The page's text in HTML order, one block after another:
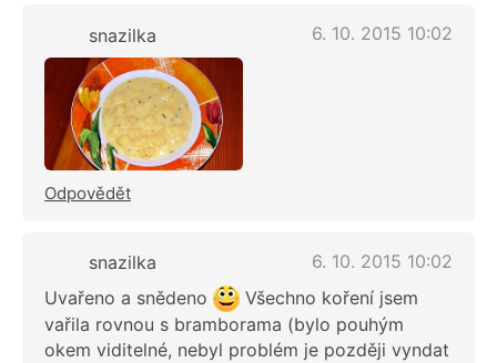
snazilka 6. 10. 2015 10:02
Odpovědět
snazilka
6. 10. 2015 10:02
Uvařeno a snědeno
Všechno koření jsem
vařila rovnou s bramborama (bylo pouhým
okem viditelné, nebyl problém je později vyndat